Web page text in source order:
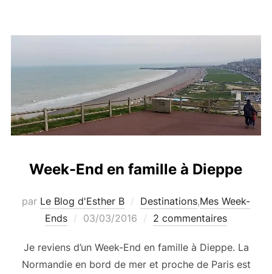
Week-End en famille à Dieppe
par Le Blog d'Esther B Destinations,Mes Week-
Ends
Publié
03/03/2016 2 commentaires
Je reviens d’un Week-End en famille à Dieppe. La
Normandie en bord de mer et proche de Paris est